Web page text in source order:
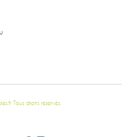
Tous droits réservés.